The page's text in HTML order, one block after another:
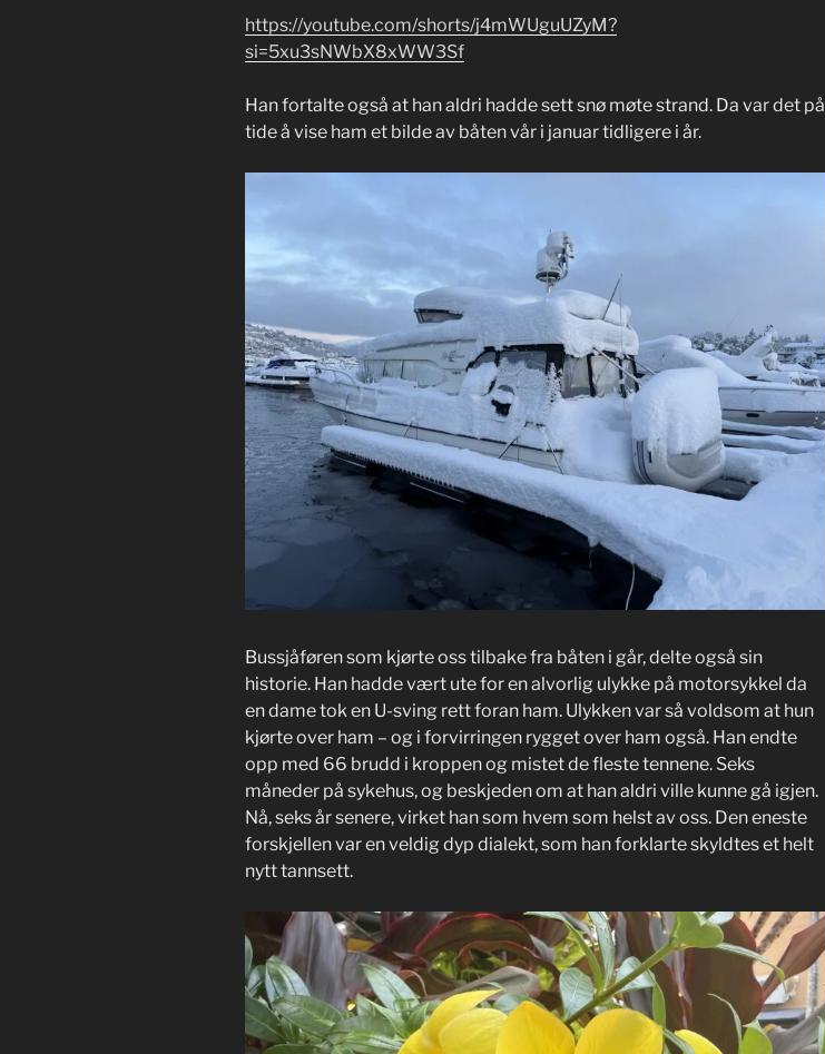
https://youtube.com/shorts/j4mWUguUZyM?
si=5xu3sNWbX8xWW3Sf
Han fortalte også at han aldri hadde sett snø møte strand. Da var det på
tide å vise ham et bilde av båten vår i januar tidligere i år.
Bussjåføren som kjørte oss tilbake fra båten i går, delte også sin
historie. Han hadde vært ute for en alvorlig ulykke på motorsykkel da
en dame tok en U-sving rett foran ham. Ulykken var så voldsom at hun
kjørte over ham – og i forvirringen rygget over ham også. Han endte
opp med 66 brudd i kroppen og mistet de fleste tennene. Seks
måneder på sykehus, og beskjeden om at han aldri ville kunne gå igjen.
Nå, seks år senere, virket han som hvem som helst av oss. Den eneste
forskjellen var en veldig dyp dialekt, som han forklarte skyldtes et helt
nytt tannsett.